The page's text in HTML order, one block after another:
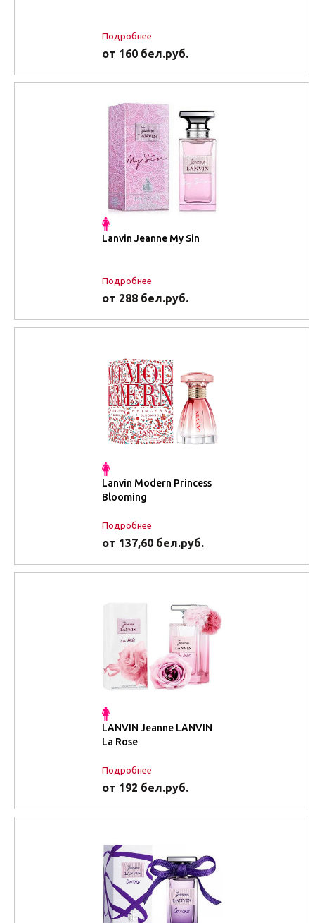
Подробнее
от 160 бел.руб.
Lanvin Jeanne My Sin
Подробнее
от 288 бел.руб.
Lanvin Modern Princess
Blooming
Подробнее
от 137,60 бел.руб.
LANVIN Jeanne LANVIN
La Rose
Подробнее
от 192 бел.руб.